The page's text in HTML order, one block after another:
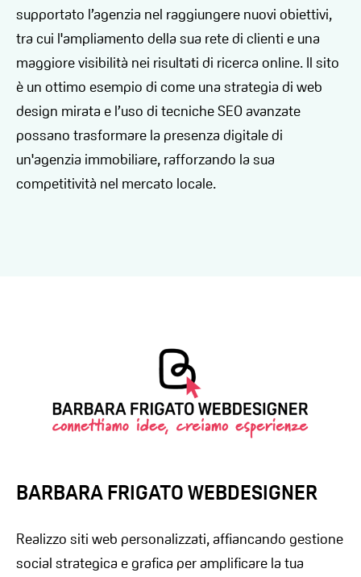
supportato l’agenzia nel raggiungere nuovi obiettivi,
tra cui l'ampliamento della sua rete di clienti e una
maggiore visibilità nei risultati di ricerca online. Il sito
è un ottimo esempio di come una strategia di web
design mirata e l’uso di tecniche SEO avanzate
possano trasformare la presenza digitale di
un'agenzia immobiliare, rafforzando la sua
competitività nel mercato locale.
BARBARA FRIGATO WEBDESIGNER
Realizzo siti web personalizzati, affiancando gestione
social strategica e grafica per amplificare la tua